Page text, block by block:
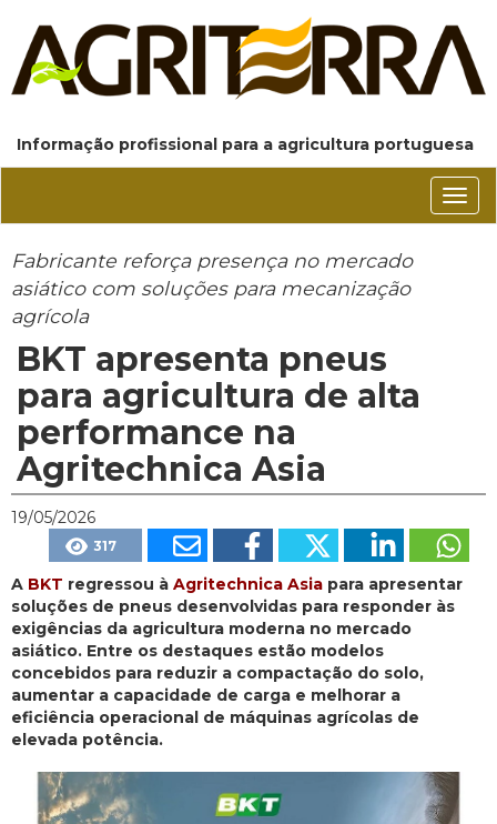
Informação profissional para a agricultura portuguesa
Fabricante reforça presença no mercado
asiático com soluções para mecanização
agrícola
BKT apresenta pneus
para agricultura de alta
performance na
Agritechnica Asia
19/05/2026
317
A BKT regressou à Agritechnica Asia para apresentar
soluções de pneus desenvolvidas para responder às
exigências da agricultura moderna no mercado
asiático. Entre os destaques estão modelos
concebidos para reduzir a compactação do solo,
aumentar a capacidade de carga e melhorar a
eficiência operacional de máquinas agrícolas de
elevada potência.